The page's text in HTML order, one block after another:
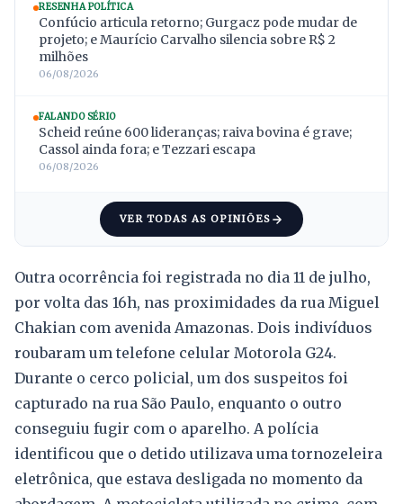
RESENHA POLÍTICA
Confúcio articula retorno; Gurgacz pode mudar de
projeto; e Maurício Carvalho silencia sobre R$ 2
milhões
06/08/2026
FALANDO SÉRIO
Scheid reúne 600 lideranças; raiva bovina é grave;
Cassol ainda fora; e Tezzari escapa
06/08/2026
VER TODAS AS OPINIÕES
Outra ocorrência foi registrada no dia 11 de julho,
por volta das 16h, nas proximidades da rua Miguel
Chakian com avenida Amazonas. Dois indivíduos
roubaram um telefone celular Motorola G24.
Durante o cerco policial, um dos suspeitos foi
capturado na rua São Paulo, enquanto o outro
conseguiu fugir com o aparelho. A polícia
identificou que o detido utilizava uma tornozeleira
eletrônica, que estava desligada no momento da